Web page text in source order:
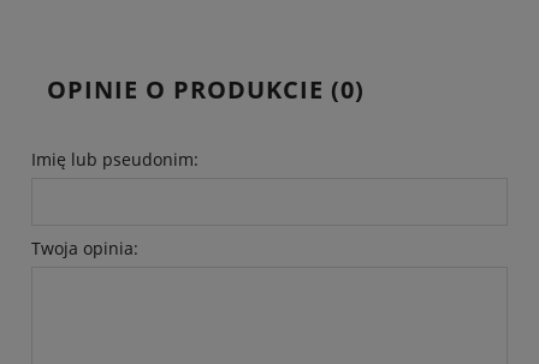
OPINIE O PRODUKCIE (0)
Imię lub pseudonim:
Twoja opinia: